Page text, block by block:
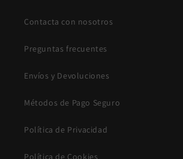
Contacta con nosotros
Preguntas frecuentes
Envíos y Devoluciones
Métodos de Pago Seguro
Política de Privacidad
Política de Cookies